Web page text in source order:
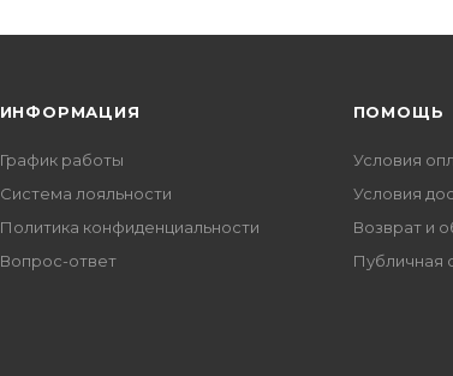
ИНФОРМАЦИЯ
График работы
Система лояльности
Политика конфиденциальности
Вопрос-ответ
ПОМОЩЬ
Условия
Условия
Возврат и
Публичная